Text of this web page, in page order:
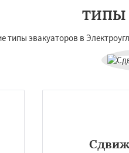
ТИПЫ
эвакуаторов в